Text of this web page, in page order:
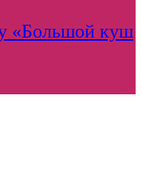
«Большой куш